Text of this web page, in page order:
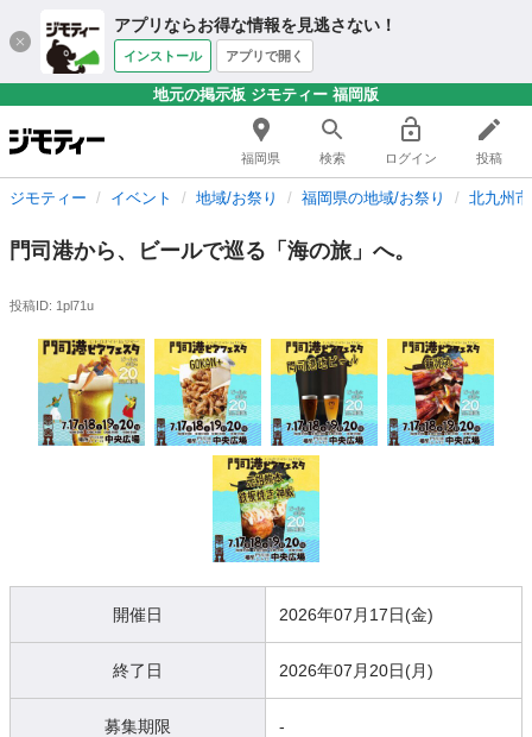
アプリならお得な情報を見逃さない！
インストール アプリで開く
地元の掲示板 ジモティー 福岡版
福岡県 検索 ログイン 投稿
ジモティー イベント 地域/お祭り 福岡県の地域/お祭り 北九州
門司港から、ビールで巡る「海の旅」へ。
投稿ID: 1pl71u
開催日 2026年07月17日(金)
終了日 2026年07月20日(月)
募集期限 -